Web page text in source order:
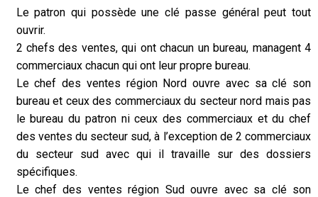
Le patron qui possède une clé passe général peut tout
ouvrir.
2 chefs des ventes, qui ont chacun un bureau, managent 4
commerciaux chacun qui ont leur propre bureau.
Le chef des ventes région Nord ouvre avec sa clé son
bureau et ceux des commerciaux du secteur nord mais pas
le bureau du patron ni ceux des commerciaux et du chef
des ventes du secteur sud, à l’exception de 2 commerciaux
du secteur sud avec qui il travaille sur des dossiers
spécifiques.
Le chef des ventes région Sud ouvre avec sa clé son